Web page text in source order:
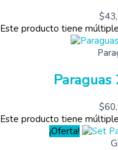
$
Este producto tiene
$
Este producto tiene
¡Oferta!